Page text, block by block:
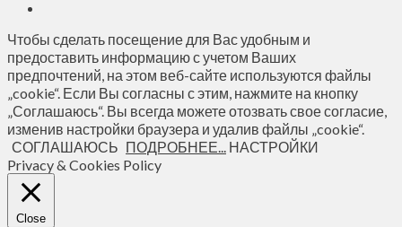
Чтобы сделать посещение для Вас удобным и
предоставить информацию с учетом Ваших
предпочтений, на этом веб-сайте используются файлы
„cookie“. Если Вы согласны с этим, нажмите на кнопку
„Соглашаюсь“. Вы всегда можете отозвать свое согласие,
изменив настройки браузера и удалив файлы „cookie“.
СОГЛАШАЮСЬ ПОДРОБНЕЕ... НАСТРОЙКИ
Privacy & Cookies Policy
Close